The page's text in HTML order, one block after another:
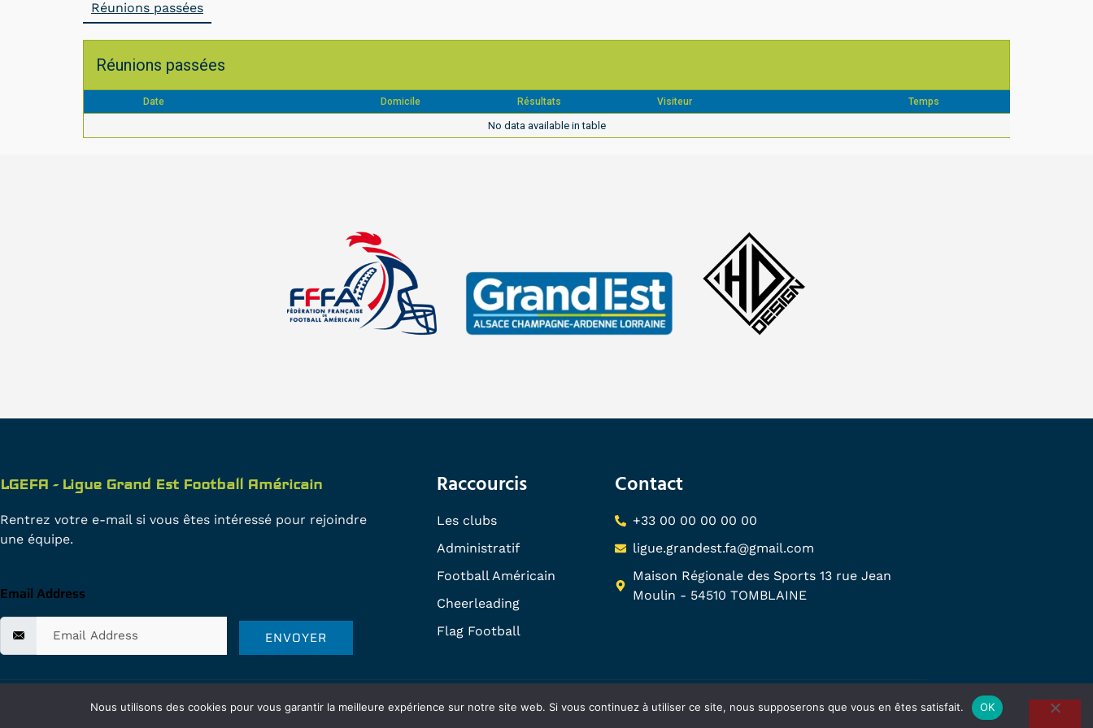
Réunions passées
Réunions passées
Date Domicile Résultats Visiteur Temps
No data available in table
LGEFA - Ligue Grand Est Football Américain
Rentrez votre e-mail si vous êtes intéressé pour rejoindre
une équipe.
Email Address
ENVOYER
Raccourcis
Les clubs
Administratif
Football Américain
Cheerleading
Flag Football
Contact
+33 00 00 00 00 00
ligue.grandest.fa@gmail.com
Maison Régionale des Sports 13 rue Jean
Moulin - 54510 TOMBLAINE
Nous utilisons des cookies pour vous garantir la meilleure expérience sur notre site web. Si vous continuez à utiliser ce site, nous supposerons que vous en êtes satisfait. OK